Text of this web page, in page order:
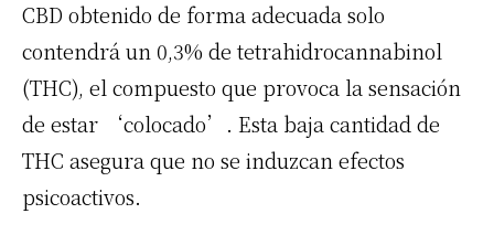
CBD obtenido de forma adecuada solo
contendrá un 0,3% de tetrahidrocannabinol
(THC), el compuesto que provoca la sensación
de estar ‘colocado’. Esta baja cantidad de
THC asegura que no se induzcan efectos
psicoactivos.